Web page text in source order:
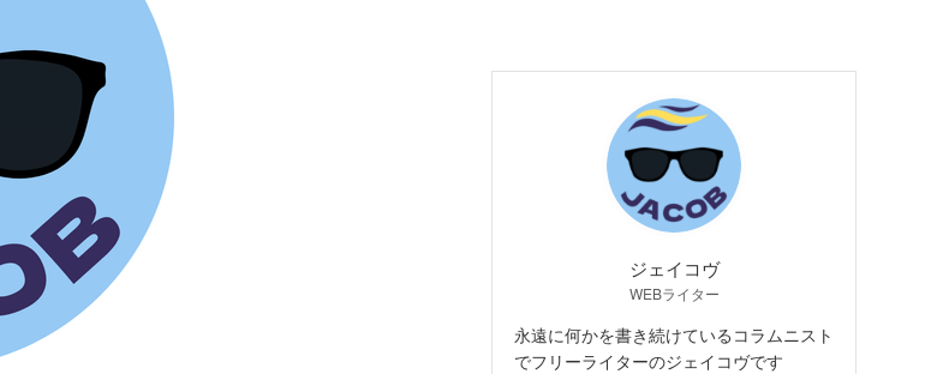
ジェイコヴ
WEBライター
永遠に何かを書き続けているコラムニスト
でフリーライターのジェイコヴです